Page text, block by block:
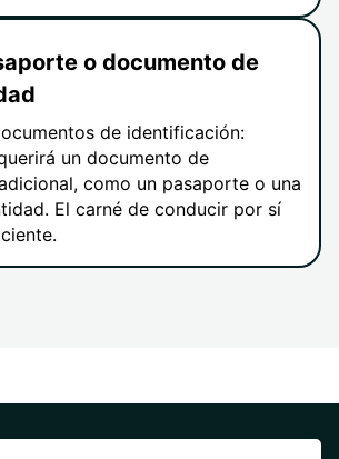
o documento de
de identificación:
un documento de
como un pasaporte o una
El carné de conducir por sí